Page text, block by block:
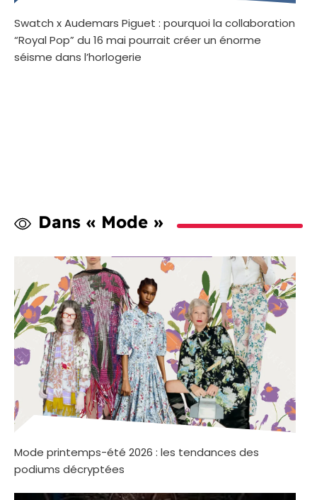
Swatch x Audemars Piguet : pourquoi la collaboration
“Royal Pop” du 16 mai pourrait créer un énorme
séisme dans l’horlogerie
Dans « Mode »
Mode printemps-été 2026 : les tendances des
podiums décryptées